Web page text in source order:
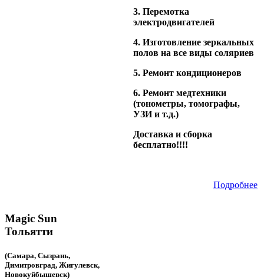
3. Перемотка
электродвигателей
4. Изготовление зеркальных
полов на все виды соляриев
5. Ремонт кондиционеров
6. Ремонт медтехники
(тонометры, томографы,
УЗИ и т.д.)
Доставка и сборка
бесплатно!!!!
Подробнее
Magic Sun
Тольятти
(Самара, Сызрань,
Димитровград, Жигулевск,
Новокуйбышевск)